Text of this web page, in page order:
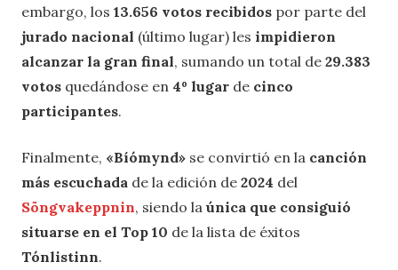
embargo, los 13.656 votos recibidos por parte del
jurado nacional (último lugar) les impidieron
alcanzar la gran final, sumando un total de 29.383
votos quedándose en 4º lugar de cinco
participantes.
Finalmente, «Bíómynd» se convirtió en la canción
más escuchada de la edición de 2024 del
Söngvakeppnin, siendo la única que consiguió
situarse en el Top 10 de la lista de éxitos
Tónlistinn.